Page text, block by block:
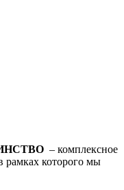
– комплексное
рамках которого мы